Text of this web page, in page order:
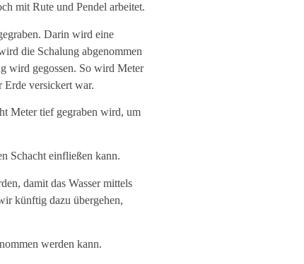
mit Rute und Pendel arbeitet.
Darin wird eine
die Schalung abgenommen
wird gegossen. So wird Meter
Erde versickert war.
Meter tief gegraben wird, um
Schacht einfließen kann.
damit das Wasser mittels
künftig dazu übergehen,
werden kann.